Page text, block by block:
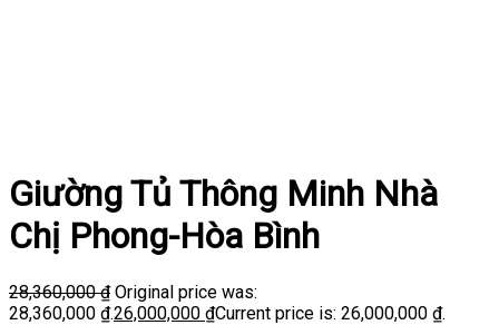
Giường Tủ Thông Minh Nhà
Chị Phong-Hòa Bình
28,360,000₫ Original price was:
28,360,000 ₫.26,000,000 ₫Current price is: 26,000,000 ₫.